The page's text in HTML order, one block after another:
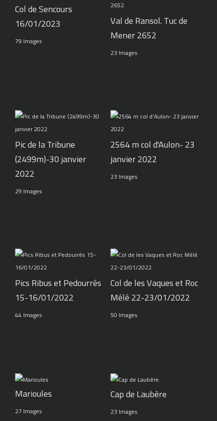
Col de Sencours
16/01/2023
79 Images
Val de Ransol. Tuc de
Mener 2652
23 Images
Pic de la Tribune
(2499m)-30 janvier
2022
29 Images
2564 m col d'Aulon- 23
janvier 2022
23 Images
Pics Ribus et Pedourrés
15-16/01/2022
44 Images
Col de les Vaques et Roc
Mélé 22-23/01/2022
50 Images
Marioules
27 Images
Cap de Laubère
23 Images